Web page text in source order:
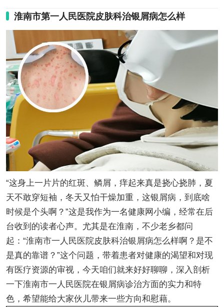
淮南市第一人民医院皮肤科治银屑病怎么样
“这身上一片片的红斑、鳞屑，痒起来真是挠心挠肺，夏
天不敢穿短袖，冬天又怕干燥加重，这银屑病，到底啥
时候是个头啊？”这是我作为一名健康网小编，经常在后
台收到的读者心声。尤其是在淮南，不少老乡都问
起：“淮南市一人民医院皮肤科治银屑病怎么样啊？是不
是真的靠谱？”这个问题，带着患者对健康的渴望和对现
有医疗资源的审视，今天咱们就来好好聊聊，深入剖析
一下淮南市一人民医院在银屑病诊治方面的实力和特
色，希望能给大家伙儿带来一些方向和慰藉。